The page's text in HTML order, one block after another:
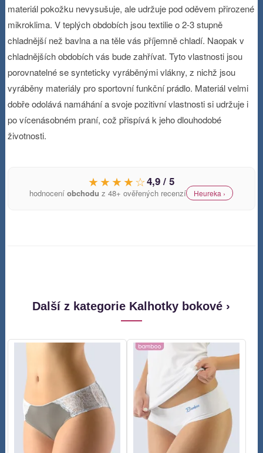
materiál pokožku nevysušuje, ale udržuje pod oděvem přirozené
mikroklima. V teplých obdobích jsou textilie o 2-3 stupně
chladnější než bavlna a na těle vás příjemně chladí. Naopak v
chladnějších obdobích vás bude zahřívat. Tyto vlastnosti jsou
porovnatelné se synteticky vyráběnými vlákny, z nichž jsou
vyráběny materiály pro sportovní funkční prádlo. Materiál velmi
dobře odolává namáhání a svoje pozitivní vlastnosti si udržuje i
po vícenásobném praní, což přispívá k jeho dlouhodobé
životnosti.
★★★★☆4,9 / 5
hodnoceníobchodu z 48+ ověřených recenzí Heureka ›
Další z kategorie Kalhotky bokové ›